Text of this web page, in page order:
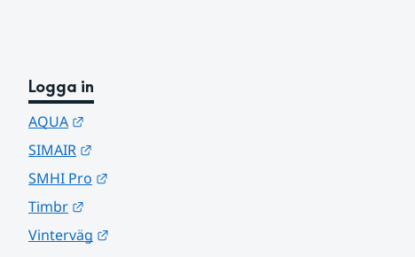
Logga in
AQUA
SIMAIR
SMHI Pro
Timbr
Vinterväg